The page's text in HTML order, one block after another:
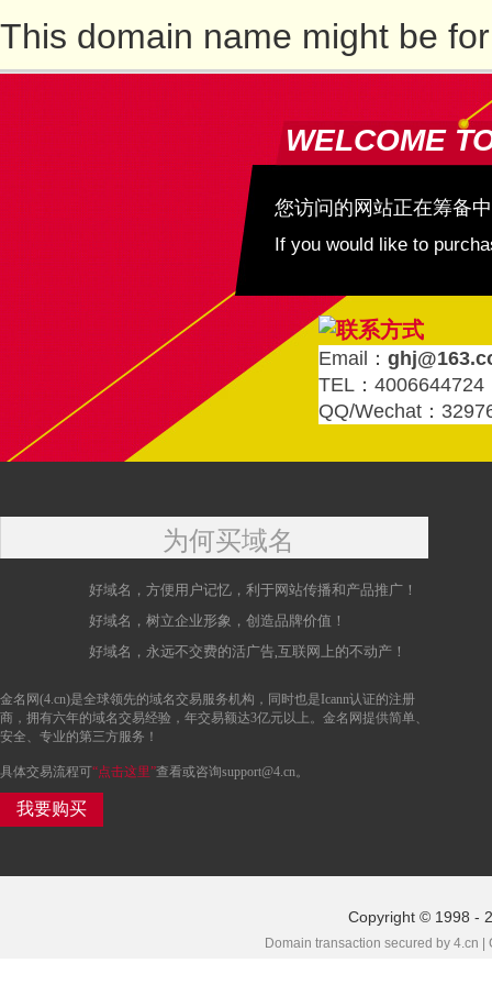
This domain name might be
WELCOME
您访问的网站正在筹备
If you would like to
Email：
TEL：4006644724
QQ/Wechat：
为何买域名
好域名，方便用户记忆，利于网站传播和产品推广！
好域名，树立企业形象，创造品牌价值！
好域名，永远不交费的活广告,互联网上的不动产！
金名网(4.cn)是全球领先的域名交易服务机构，同时也是Icann认证的注册
商，拥有六年的域名交易经验，年交易额达3亿元以上。金名网提供简单、
安全、专业的第三方服务！
具体交易流程可“点击这里”查看或咨询support@4.cn。
我要购买
Copyright © 1998 -
Domain transaction secured by 4.cn